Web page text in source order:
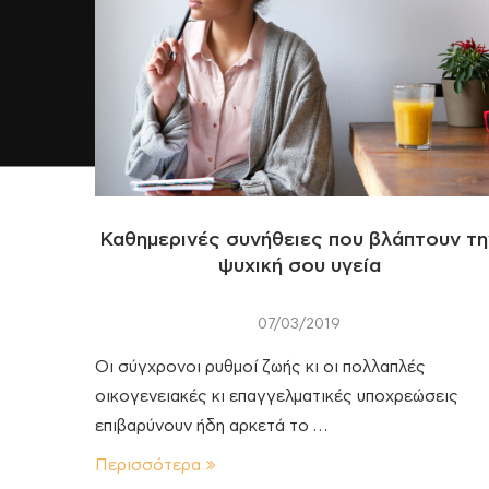
Καθημερινές συνήθειες που βλάπτουν
ψυχική σου υγεία
07/03/2019
Οι σύγχρονοι ρυθμοί ζωής κι οι πολλαπλές
οικογενειακές κι επαγγελματικές υποχρεώσεις
επιβαρύνουν ήδη αρκετά το …
Περισσότερα